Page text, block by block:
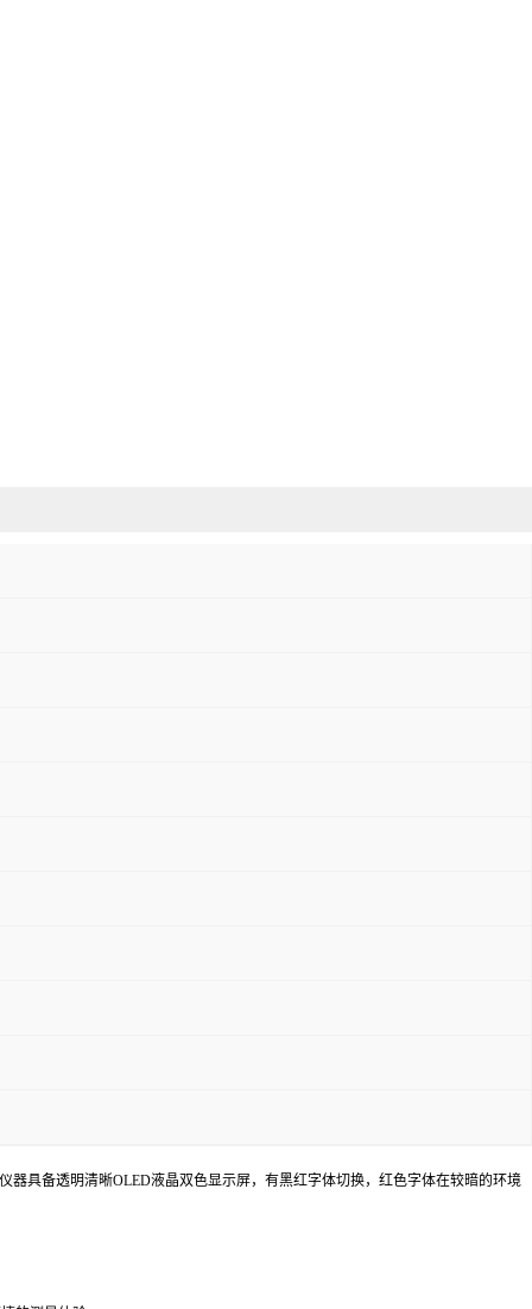
器具备透明清晰OLED液晶双色显示屏，有黑红字体切换，红色字体在较暗的环境